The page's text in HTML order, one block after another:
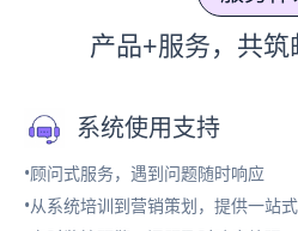
产品+服务，共
系统使用支持
•顾问式服务，遇到问题随时响应
•从系统培训到营销策划，提供一站